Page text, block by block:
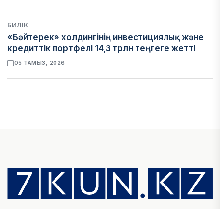
БИЛІК
«Бәйтерек» холдингінің инвестициялық және
кредиттік портфелі 14,3 трлн теңгеге жетті
05 ТАМЫЗ, 2026
ҚАРЖЫ
Отбасы банктің қолдауымен 1,5 жыл ішінде 40
мыңға жуық отбасы қоныс тойын тойлады